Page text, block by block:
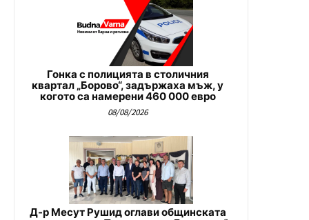
Гонка с полицията в столичния
квартал „Борово“, задържаха мъж, у
когото са намерени 460 000 евро
08/08/2026
Д-р Месут Рушид оглави общинската